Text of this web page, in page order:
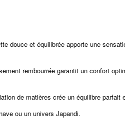
douce et équilibrée apporte une
rembourrée garantit un confort
de matières crée un équilibre parfait
ou un univers Japandi.